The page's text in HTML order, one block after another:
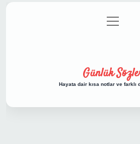
Gizlilik Politikası
menüyü
aç
Günlük
Hayata dair kısa notlar ve farklı